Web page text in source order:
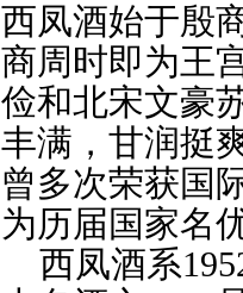
西凤酒始于殷
商周时即为王
俭和北宋文豪
丰满，甘润挺
曾多次荣获国
为历届国家名
西凤酒系